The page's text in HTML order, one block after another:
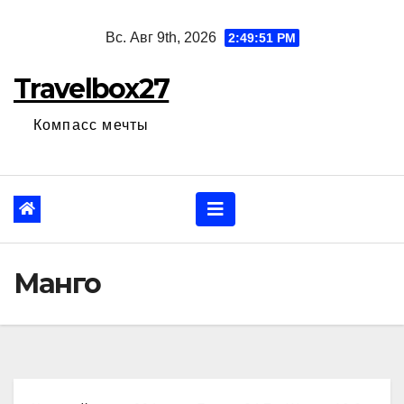
Вс. Авг 9th, 2026 2:49:52 PM
Travelbox27
Компасс мечты
Манго